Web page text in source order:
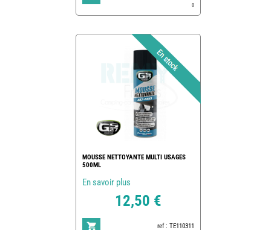
0
MOUSSE NETTOYANTE MULTI USAGES
500ML
En savoir plus
12,50 €
ref : TE110311